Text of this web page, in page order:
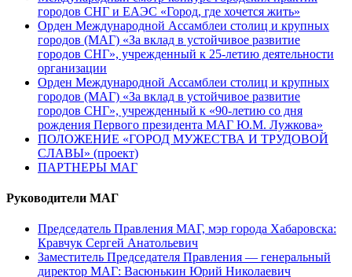
городов СНГ и ЕАЭС «Город, где хочется жить»
Орден Международной Ассамблеи столиц и крупных
городов (МАГ) «За вклад в устойчивое развитие
городов СНГ», учрежденный к 25-летию деятельности
организации
Орден Международной Ассамблеи столиц и крупных
городов (МАГ) «За вклад в устойчивое развитие
городов СНГ», учрежденный к «90-летию со дня
рождения Первого президента МАГ Ю.М. Лужкова»
ПОЛОЖЕНИЕ «ГОРОД МУЖЕСТВА И ТРУДОВОЙ
СЛАВЫ» (проект)
ПАРТНЕРЫ МАГ
Руководители МАГ
Председатель Правления МАГ, мэр города Хабаровска:
Кравчук Сергей Анатольевич
Заместитель Председателя Правления — генеральный
директор МАГ: Васюнькин Юрий Николаевич